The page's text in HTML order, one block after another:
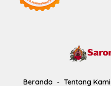
Beranda Tentang Kami